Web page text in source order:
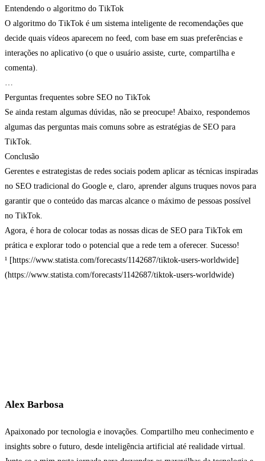
Entendendo o algoritmo do TikTok
O algoritmo do TikTok é um sistema inteligente de recomendações que
decide quais vídeos aparecem no feed, com base em suas preferências e
interações no aplicativo (o que o usuário assiste, curte, compartilha e
comenta).
…
Perguntas frequentes sobre SEO no TikTok
Se ainda restam algumas dúvidas, não se preocupe! Abaixo, respondemos
algumas das perguntas mais comuns sobre as estratégias de SEO para
TikTok.
Conclusão
Gerentes e estrategistas de redes sociais podem aplicar as técnicas inspiradas
no SEO tradicional do Google e, claro, aprender alguns truques novos para
garantir que o conteúdo das marcas alcance o máximo de pessoas possível
no TikTok.
Agora, é hora de colocar todas as nossas dicas de SEO para TikTok em
prática e explorar todo o potencial que a rede tem a oferecer. Sucesso!
¹ [https://www.statista.com/forecasts/1142687/tiktok-users-worldwide]
(https://www.statista.com/forecasts/1142687/tiktok-users-worldwide)
Alex Barbosa
Apaixonado por tecnologia e inovações. Compartilho meu conhecimento e
insights sobre o futuro, desde inteligência artificial até realidade virtual.